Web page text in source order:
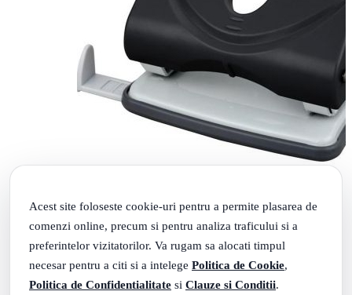
Acest site foloseste cookie-uri pentru a permite plasarea de
comenzi online, precum si pentru analiza traficului si a
preferintelor vizitatorilor. Va rugam sa alocati timpul
necesar pentru a citi si a intelege Politica de Cookie,
Politica de Confidentialitate si Clauze si Conditii.
Perforator Memoris-Precious P30, 30 coli (BV014321)
.34 Lei